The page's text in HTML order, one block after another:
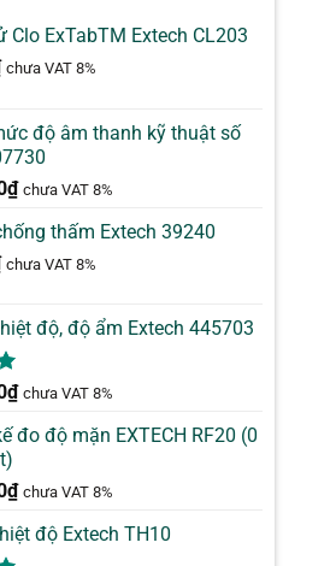
Clo ExTabTM Extech CL203
chưa VAT 8%
độ âm thanh kỹ thuật số
₫ chưa VAT 8%
thấm Extech 39240
chưa VAT 8%
độ, độ ẩm Extech 445703
₫ chưa VAT 8%
đo độ mặn EXTECH RF20 (0
₫ chưa VAT 8%
độ Extech TH10